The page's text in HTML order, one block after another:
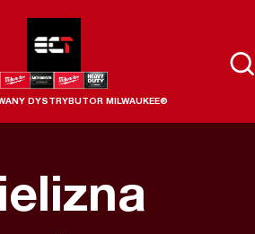
DYSTRYBUTOR MILWAUKEE®